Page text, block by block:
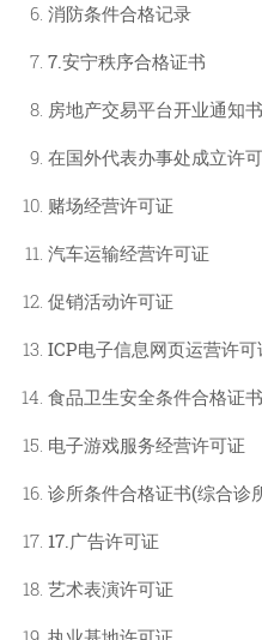
消防条件合格记录
7.安宁秩序合格证书
房地产交易平台开业通知书
在国外代表办事处成立许
赌场经营许可证
汽车运输经营许可证
促销活动许可证
ICP电子信息网页运营许可
食品卫生安全条件合格证书
电子游戏服务经营许可证
诊所条件合格证书(综合诊
17.广告许可证
艺术表演许可证